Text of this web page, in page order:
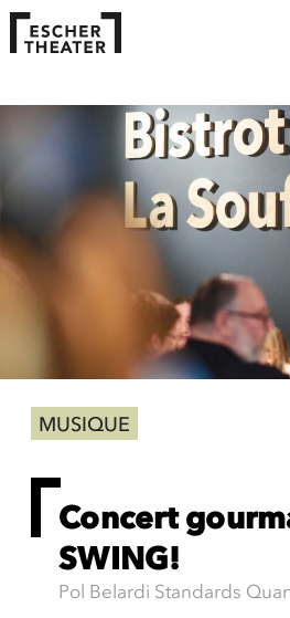
MUSIQUE
Concert
SWING!
Pol Belardi Standards